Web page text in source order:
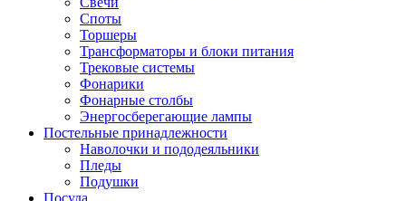
Споты
Торшеры
Трансформаторы и блоки питания
Трековые системы
Фонарики
Фонарные столбы
Энергосберегающие лампы
Постельные принадлежности
Наволочки и пододеяльники
Пледы
Подушки
Посуда